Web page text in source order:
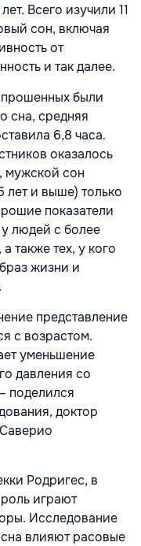
Всего изучили 11
сон, включая
от
и так далее.
были
сна, средняя
6,8 часа.
оказалось
мужской сон
лет и выше) только
показатели
людей с более
также тех, у кого
жизни и
представление
с возрастом.
уменьшение
давления со
поделился
доктор
Родригес, в
играют
Исследование
сна влияют расовые